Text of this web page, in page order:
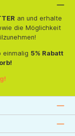
an und erhalte
die Möglichkeit
einmalig 5% Rabatt